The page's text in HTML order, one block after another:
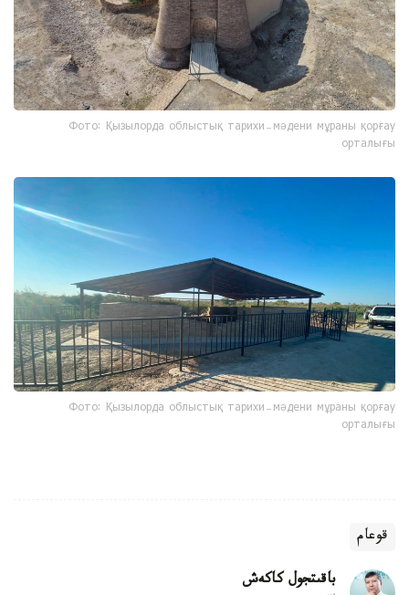
Фото: Қызылорда облыстық тарихи-мәдени мұраны қорғау
орталығы
Фото: Қызылорда облыстық тарихи-мәдени мұраны қорғау
орталығы
قوعام
باقىتجول كاكەش